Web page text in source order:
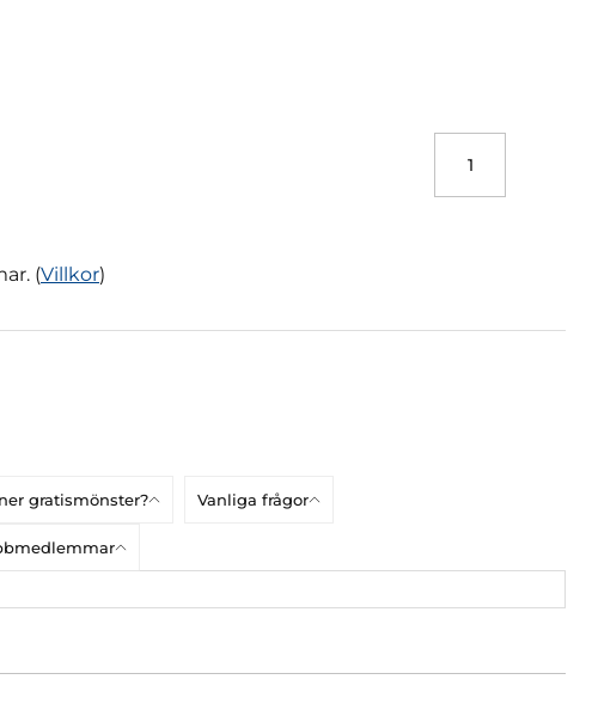
(Villkor)
gratismönster? Vanliga frågor